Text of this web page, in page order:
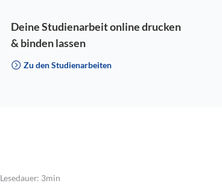
Deine Studienarbeit online drucken
& binden lassen
Zu den Studienarbeiten
Lesedauer: 3min